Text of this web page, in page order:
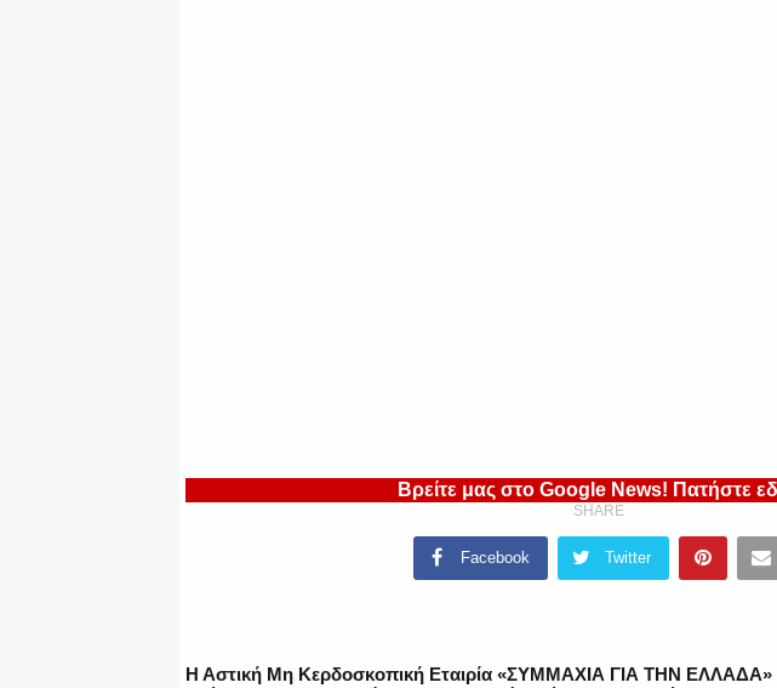
Βρείτε μας στο Google News! Πατήστε
SHARE
Facebook Twitter
Η Αστική Μη Κερδοσκοπική Εταιρία «ΣΥΜΜΑΧΙΑ ΓΙΑ ΤΗΝ ΕΛΛΑΔΑ»